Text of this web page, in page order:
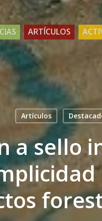
ARTÍCULOS
Artículos
a sello